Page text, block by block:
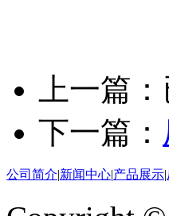
上一篇
下一篇：
公司简介|新闻中心|产品展示|